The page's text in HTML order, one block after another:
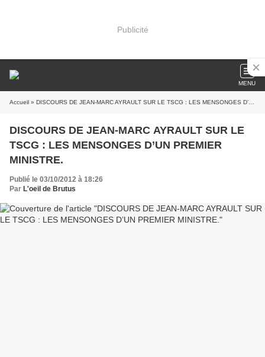
Publicité
MENU
Accueil » DISCOURS DE JEAN-MARC AYRAULT SUR LE TSCG : LES MENSONGES D’UN PREMIER MINISTRE.
DISCOURS DE JEAN-MARC AYRAULT SUR LE
TSCG : LES MENSONGES D’UN PREMIER
MINISTRE.
Publié le 03/10/2012 à 18:26
Par L'oeil de Brutus